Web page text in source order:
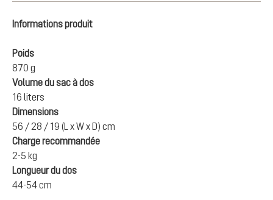
Informations produit
Poids
870 g
Volume du sac à dos
16 liters
Dimensions
56 / 28 / 19 (L x W x D) cm
Charge recommandée
2-5 kg
Longueur du dos
44-54 cm